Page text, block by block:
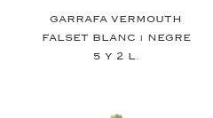
GARRAFA VERMOUTH
FALSET BLANC i NEGRE
5 Y 2 L.